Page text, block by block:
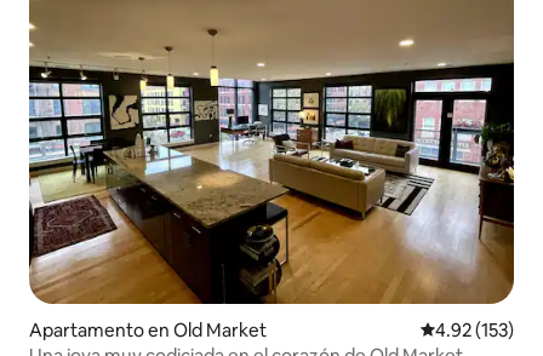
Apartamento en Old Market Calificación
4.92 (153)